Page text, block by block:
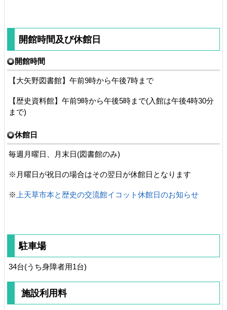
開館時間及び休館日
開館時間
【大矢野図書館】午前9時から午後7時まで
【歴史資料館】午前9時から午後5時まで(入館は午後4時30分
まで)
休館日
毎週月曜日、月末日(図書館のみ)
※月曜日が祝日の場合はその翌日が休館日となります
※ 上天草市本と歴史の交流館イコット休館日のお知らせ
駐車場
34台(うち身障者用1台)
施設利用料